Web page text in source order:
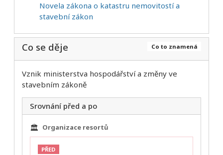
Novela zákona o katastru nemovitostí a
stavební zákon
Co to znamená
Co se děje
Vznik ministerstva hospodářství a změny ve
stavebním zákoně
Srovnání před a po
🏛️ Organizace resortů
PŘED